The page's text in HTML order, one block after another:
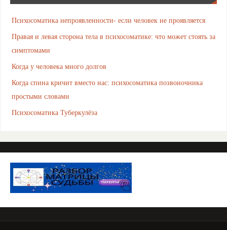
Психосоматика непроявленности- если человек не проявляется
Правая и левая сторона тела в психосоматике: что может стоять за
симптомами
Когда у человека много долгов
Когда спина кричит вместо нас: психосоматика позвоночника
простыми словами
Психосоматика Туберкулёза